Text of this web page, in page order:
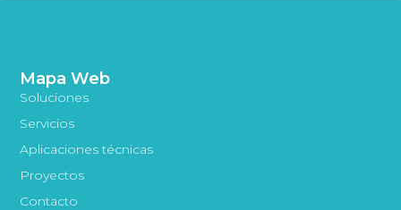
Mapa Web
Soluciones
Servicios
Aplicaciones técnicas
Proyectos
Contacto